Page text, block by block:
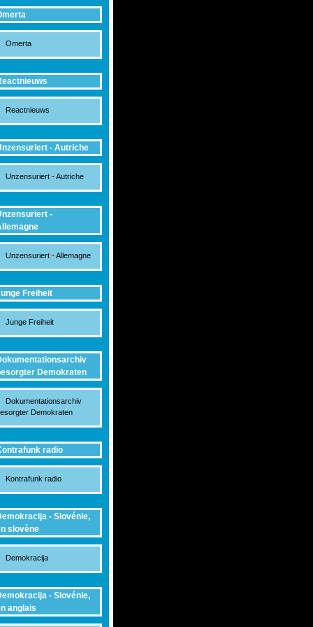
Omerta
Reactnieuws
- Autriche
Unzensuriert - Autriche
-
Unzensuriert - Allemagne
Freiheit
Junge Freiheit
Demokraten
Dokumentationsarchiv
Demokraten
radio
Kontrafunk radio
- Slovénie,
slovène
Demokracija
- Slovénie,
anglais